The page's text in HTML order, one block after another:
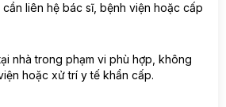
liên hệ bác sĩ, bệnh viện hoặc cấp
nhà trong phạm vi phù hợp, không
hoặc xử trí y tế khẩn cấp.